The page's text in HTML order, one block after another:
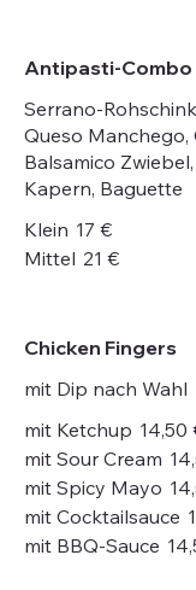
Antipasti-Combo
Serrano-
Queso Manchego,
Balsamico
Kapern, Baguette
Klein 17 €
Mittel 21 €
Chicken Fingers
mit Dip nach Wahl
mit Ketchup 14,50
mit Sour Cream
mit Spicy Mayo
mit Cocktailsauce
mit BBQ-Sauce